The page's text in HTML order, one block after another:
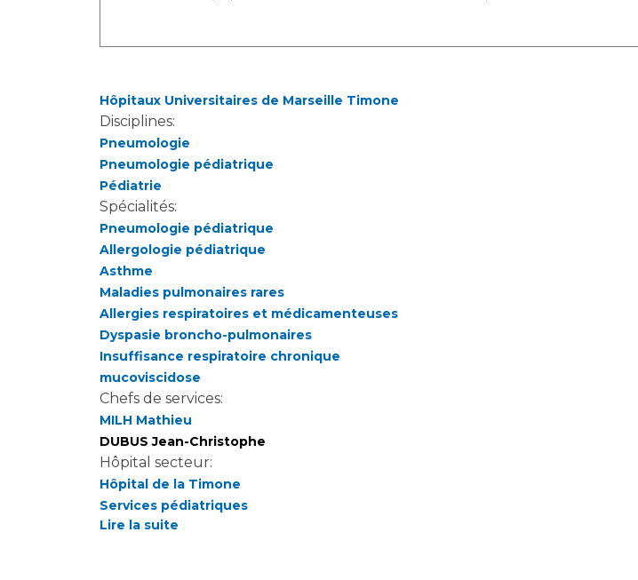
Hôpitaux Universitaires de Marseille Timone
Disciplines:
Pneumologie
Pneumologie pédiatrique
Pédiatrie
Spécialités:
Pneumologie pédiatrique
Allergologie pédiatrique
Asthme
Maladies pulmonaires rares
Allergies respiratoires et médicamenteuses
Dyspasie broncho-pulmonaires
Insuffisance respiratoire chronique
mucoviscidose
Chefs de services:
MILH Mathieu
DUBUS Jean-Christophe
Hôpital secteur:
Hôpital de la Timone
Services pédiatriques
Lire la suite